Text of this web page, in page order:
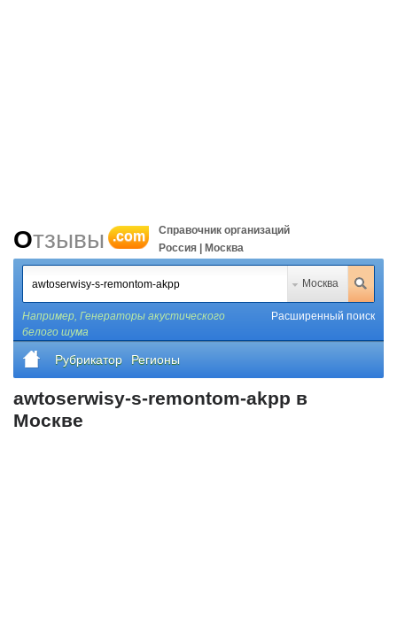
Отзывы .com
Справочник организаций
Россия | Москва
Москва
Например, Генераторы акустического
белого шума
Расширенный поиск
Рубрикатор Регионы
awtoserwisy-s-remontom-akpp в
Москве